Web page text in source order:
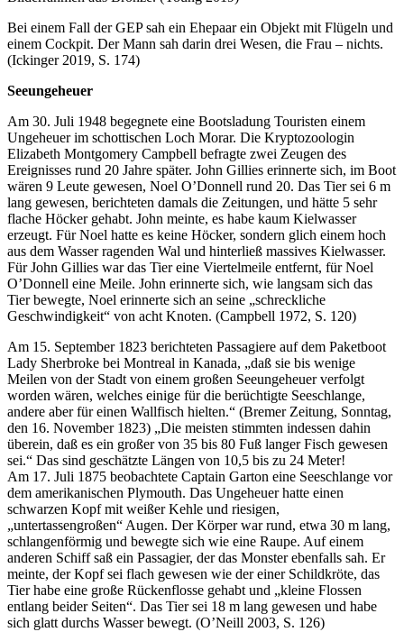
Bei einem Fall der GEP sah ein Ehepaar ein Objekt mit Flügeln und
einem Cockpit. Der Mann sah darin drei Wesen, die Frau – nichts.
(Ickinger 2019, S. 174)
Seeungeheuer
Am 30. Juli 1948 begegnete eine Bootsladung Touristen einem
Ungeheuer im schottischen Loch Morar. Die Kryptozoologin
Elizabeth Montgomery Campbell befragte zwei Zeugen des
Ereignisses rund 20 Jahre später. John Gillies erinnerte sich, im Boot
wären 9 Leute gewesen, Noel O’Donnell rund 20. Das Tier sei 6 m
lang gewesen, berichteten damals die Zeitungen, und hätte 5 sehr
flache Höcker gehabt. John meinte, es habe kaum Kielwasser
erzeugt. Für Noel hatte es keine Höcker, sondern glich einem hoch
aus dem Wasser ragenden Wal und hinterließ massives Kielwasser.
Für John Gillies war das Tier eine Viertelmeile entfernt, für Noel
O’Donnell eine Meile. John erinnerte sich, wie langsam sich das
Tier bewegte, Noel erinnerte sich an seine „schreckliche
Geschwindigkeit“ von acht Knoten. (Campbell 1972, S. 120)
Am 15. September 1823 berichteten Passagiere auf dem Paketboot
Lady Sherbroke bei Montreal in Kanada, „daß sie bis wenige
Meilen von der Stadt von einem großen Seeungeheuer verfolgt
worden wären, welches einige für die berüchtigte Seeschlange,
andere aber für einen Wallfisch hielten.“ (Bremer Zeitung, Sonntag,
den 16. November 1823) „Die meisten stimmten indessen dahin
überein, daß es ein großer von 35 bis 80 Fuß langer Fisch gewesen
sei.“ Das sind geschätzte Längen von 10,5 bis zu 24 Meter!
Am 17. Juli 1875 beobachtete Captain Garton eine Seeschlange vor
dem amerikanischen Plymouth. Das Ungeheuer hatte einen
schwarzen Kopf mit weißer Kehle und riesigen,
„untertassengroßen“ Augen. Der Körper war rund, etwa 30 m lang,
schlangenförmig und bewegte sich wie eine Raupe. Auf einem
anderen Schiff saß ein Passagier, der das Monster ebenfalls sah. Er
meinte, der Kopf sei flach gewesen wie der einer Schildkröte, das
Tier habe eine große Rückenflosse gehabt und „kleine Flossen
entlang beider Seiten“. Das Tier sei 18 m lang gewesen und habe
sich glatt durchs Wasser bewegt. (O’Neill 2003, S. 126)